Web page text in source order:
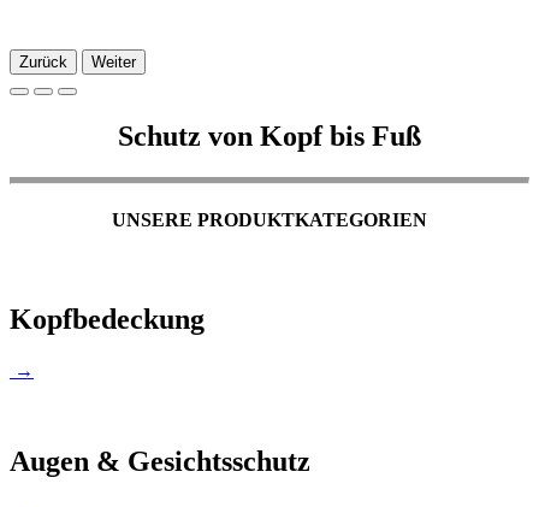
Zurück Weiter
Schutz von Kopf bis Fuß
UNSERE PRODUKTKATEGORIEN
Kopfbedeckung
→
Augen & Gesichtsschutz